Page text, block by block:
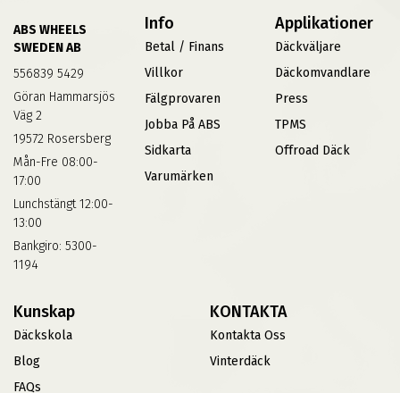
ABS WHEELS
SWEDEN AB
556839 5429
Göran Hammarsjös
Väg 2
19572 Rosersberg
Mån-Fre 08:00-
17:00
Lunchstängt 12:00-
13:00
Bankgiro: 5300-
1194
Info
Betal / Finans
Villkor
Fälgprovaren
Jobba På ABS
Sidkarta
Varumärken
Applikationer
Däckväljare
Däckomvandlare
Press
TPMS
Offroad Däck
Kunskap
Däckskola
Blog
FAQs
KONTAKTA
Kontakta Oss
Vinterdäck